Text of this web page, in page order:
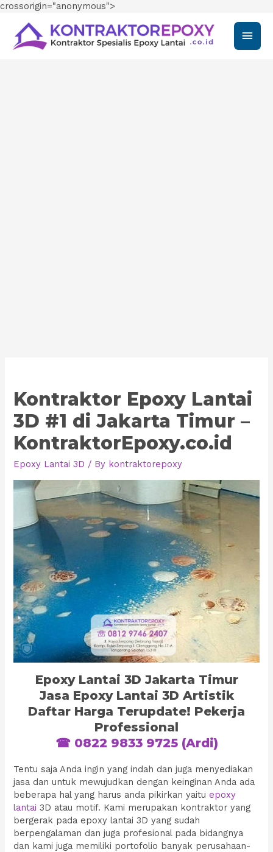
crossorigin="anonymous">
Main
Kontraktor Epoxy Lantai
3D #1 di Jakarta Timur –
KontraktorEpoxy.co.id
Epoxy Lantai 3D / By kontraktorepoxy
Epoxy Lantai 3D Jakarta Timur
Jasa Epoxy Lantai 3D Artistik
Daftar Harga Terupdate! Pekerja
Professional
☎ 0822 9833 9725 (Ardi)
Tentu saja Anda ingin yang indah dan juga menyediakan
jasa dan untuk mewujudkan dengan keinginan Anda ada
beberapa hal yang harus anda pikirkan yaituepoxy
lantai 3D atau motif. Kami merupakan kontraktor yang
bergerak pada epoxy lantai 3D yang sudah
berpengalaman dan juga profesional pada bidangnya
dan kami juga memiliki portofolio banyak perusahaan-